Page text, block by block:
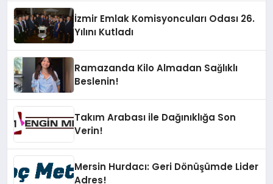
İzmir Emlak Komisyoncuları Odası 26.
Yılını Kutladı
Ramazanda Kilo Almadan Sağlıklı
Beslenin!
Takım Arabası ile Dağınıklığa Son
Verin!
Mersin Hurdacı: Geri Dönüşümde Lider
Adres!